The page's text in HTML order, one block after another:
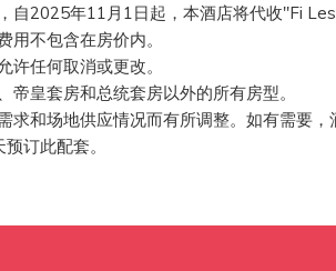
自2025年11月1日起，本酒店将代收"Fi
用不包含在房价内。
许任何取消或更改。
帝皇套房和总统套房以外的所有房型。
求和场地供应情况而有所调整。如有需要，
订此配套。